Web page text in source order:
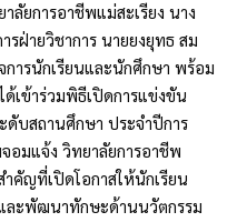
ลัยการอาชีพแม่สะเรียง นาง
ฝ่ายวิชาการ นายยงยุทธ สม
ารนักเรียนและนักศึกษา พร้อม
เข้าร่วมพิธีเปิดการแข่งขัน
บสถานศึกษา ประจำปีการ
มแจ้ง วิทยาลัยการอาชีพ
คัญที่เปิดโอกาสให้นักเรียน
ละพัฒนาทักษะด้านนวัตกรรม